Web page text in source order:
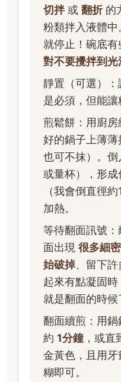
切拌或 翻折 的
粉類拌入液體
就停止！碗底有
對不要攪拌到光
靜置（可選）
是必須，但能讓
煎鬆餅：用廚
好的鍋子上薄
也可不抹）。
或量杯），形
（我會倒直徑
加熱。
等待翻面訊號
面出現 很多細
始破掉、留下許
起來有點凝固時
就是翻面的時候
翻面續煎：用
約 1分鐘，或直
金黃色，且用
糊即可。